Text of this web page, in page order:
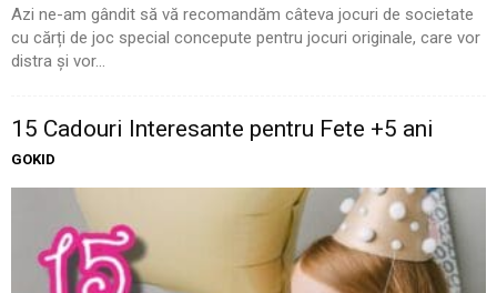
Azi ne-am gândit să vă recomandăm câteva jocuri de societate
cu cărți de joc special concepute pentru jocuri originale, care vor
distra și vor...
15 Cadouri Interesante pentru Fete +5 ani
GOKID